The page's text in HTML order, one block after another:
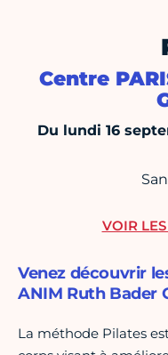
Centre
Du lundi 16
Venez découvrir
ANIM Ruth Bader
La méthode Pilates
VOIR